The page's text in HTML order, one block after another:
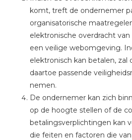
komt, treft de ondernemer
organisatorische
elektronische overdracht
een veilige webomgeving.
elektronisch kan betalen, zal
daartoe passende
nemen.
De ondernemer kan zich
op de hoogte stellen of de
betalingsverplichtingen kan
die feiten en factoren die